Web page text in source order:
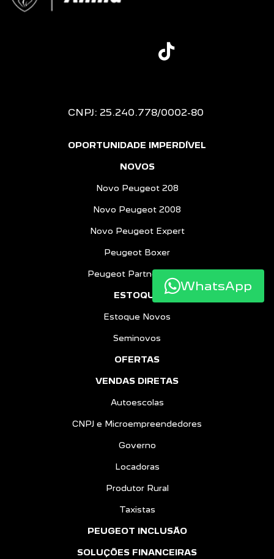
CNPJ: 25.240.778/0002-80
OPORTUNIDADE IMPERDÍVEL
NOVOS
Novo Peugeot 208
Novo Peugeot 2008
Novo Peugeot Expert
Peugeot Boxer
Peugeot Partner Rapid
ESTOQUE
Estoque Novos
Seminovos
OFERTAS
VENDAS DIRETAS
Autoescolas
CNPJ e Microempreendedores
Governo
Locadoras
Produtor Rural
Taxistas
PEUGEOT INCLUSÃO
SOLUÇÕES FINANCEIRAS
WhatsApp